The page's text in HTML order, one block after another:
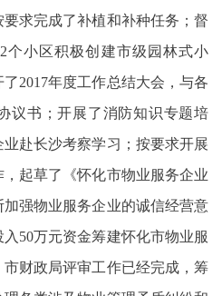
求完成了补植和补种任务；督
个小区积极创建市级园林式小
2017年度工作总结大会，与各
议书；开展了消防知识专题培
赴长沙考察学习；按要求开展
起草了《怀化市物业服务企业
强物业服务企业的诚信经营意
50万元资金筹建怀化市物业服
财政局评审工作已经完成，筹